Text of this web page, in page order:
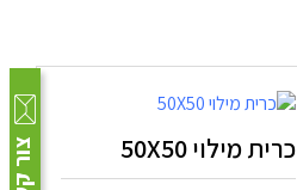
צור קשר כרית מילוי 50X50